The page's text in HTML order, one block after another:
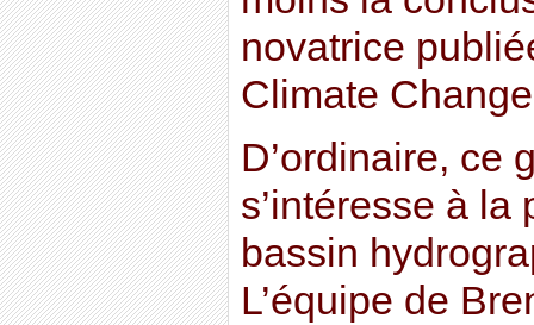
novatrice
Climate
D’ordinaire, ce
s’intéresse à la
bassin
L’équipe de